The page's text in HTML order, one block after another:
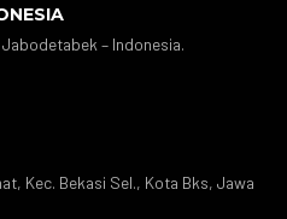
– Indonesia.
Kec. Bekasi Sel., Kota Bks, Jawa